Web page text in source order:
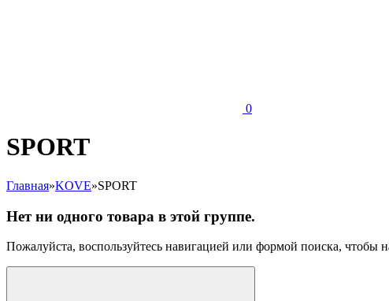
0
SPORT
Главная»KOVE»SPORT
Нет ни одного товара в этой группе.
Пожалуйста, воспользуйтесь навигацией или формой поиска,